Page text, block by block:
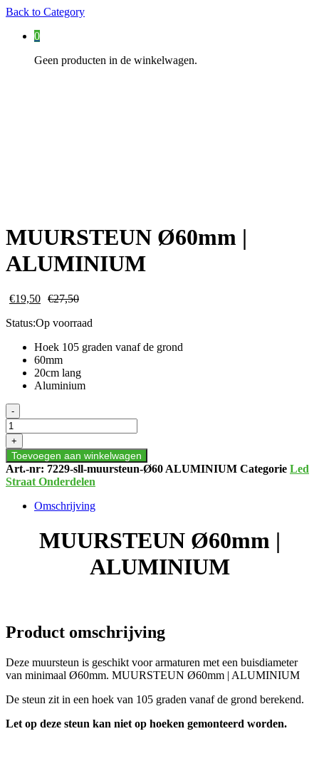
Back to Category
0
Geen producten in de winkelwagen.
MUURSTEUN Ø60mm |
ALUMINIUM
€19,50 €27,50
Status:Op voorraad
Hoek 105 graden vanaf de grond
60mm
20cm lang
Aluminium
MUURSTEUN
Ø60mm
|
ALUMINIUM
aantal
-
+
Toevoegen aan winkelwagen
Art.-nr: 7229-sll-muursteun-Ø60 ALUMINIUM Categorie Led
Straat Onderdelen
Omschrijving
MUURSTEUN Ø60mm |
ALUMINIUM
Product omschrijving
Deze muursteun is geschikt voor armaturen met een buisdiameter
van minimaal Ø60mm. MUURSTEUN Ø60mm | ALUMINIUM
De steun zit in een hoek van 105 graden vanaf de grond berekend.
Let op deze steun kan niet op hoeken gemonteerd worden.